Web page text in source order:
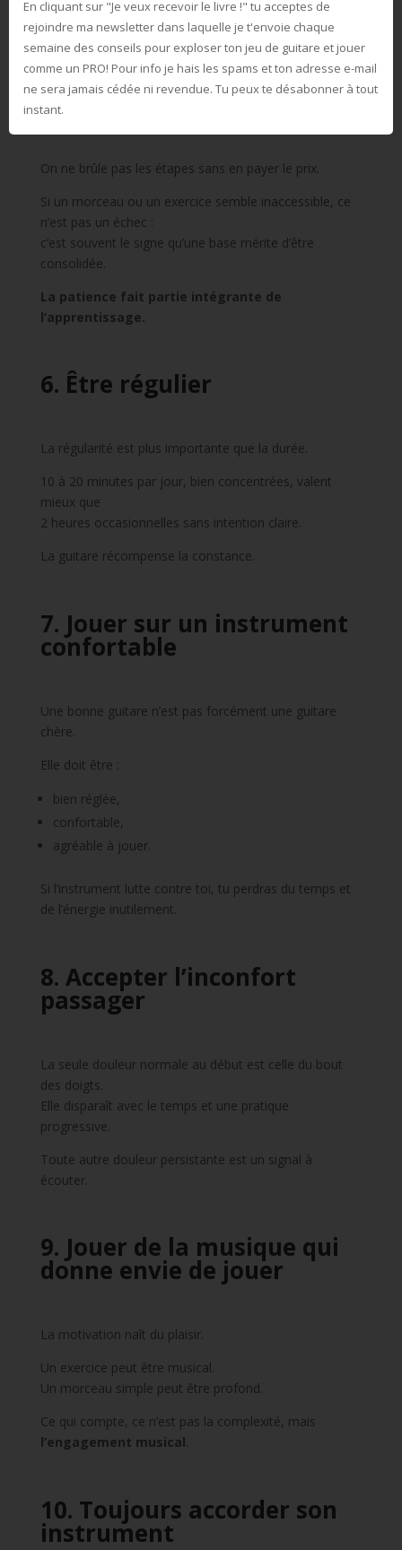
À un moment, il faut choisir une approche et s’y tenir
suffisamment longtemps pour en mesurer les effets.
5. Respecter les étapes
On ne brûle pas les étapes sans en payer le prix.
Si un morceau ou un exercice semble inaccessible, ce
n’est pas un échec :
c’est souvent le signe qu’une base mérite d’être
consolidée.
La patience fait partie intégrante de
l’apprentissage.
6. Être régulier
La régularité est plus importante que la durée.
10 à 20 minutes par jour, bien concentrées, valent
mieux que
2 heures occasionnelles sans intention claire.
La guitare récompense la constance.
7. Jouer sur un instrument
confortable
Une bonne guitare n’est pas forcément une guitare
chère.
Elle doit être :
bien réglée,
confortable,
agréable à jouer.
Si l’instrument lutte contre toi, tu perdras du temps et
de l’énergie inutilement.
8. Accepter l’inconfort
passager
La seule douleur normale au début est celle du bout
des doigts.
Elle disparaît avec le temps et une pratique
progressive.
Toute autre douleur persistante est un signal à
écouter.
9. Jouer de la musique qui
donne envie de jouer
La motivation naît du plaisir.
Un exercice peut être musical.
Un morceau simple peut être profond.
Ce qui compte, ce n’est pas la complexité, mais
l’engagement musical
10. Toujours accorder son
instrument
En cliquant sur "Je veux recevoir le livre !" tu acceptes de
rejoindre ma newsletter dans laquelle je t'envoie chaque
semaine des conseils pour exploser ton jeu de guitare et jouer
comme un PRO! Pour info je hais les spams et ton adresse e-mail
ne sera jamais cédée ni revendue. Tu peux te désabonner à tout
instant.